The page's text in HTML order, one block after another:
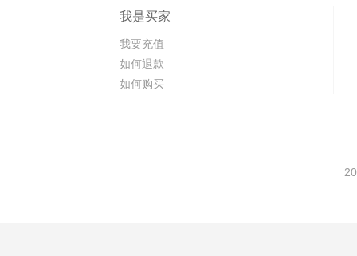
我是买家
我要充值
如何退款
如何购买